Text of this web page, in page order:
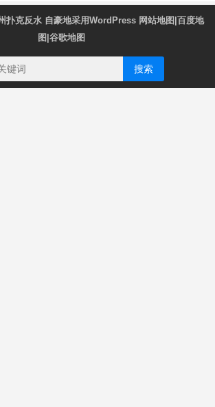
扑克反水 自豪地采用WordPress 网站地图 百度地
图 谷歌地图
搜索